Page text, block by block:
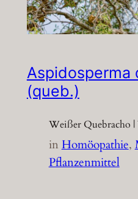
Aspidosperma
(queb.)
Weißer Quebracho
inHomöopathie,
Pflanzenmittel